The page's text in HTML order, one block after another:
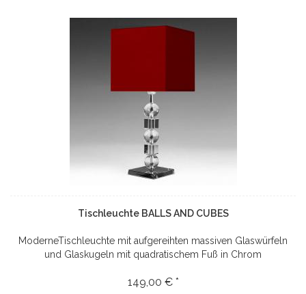
Tischleuchte BALLS AND CUBES
ModerneTischleuchte mit aufgereihten massiven Glaswürfeln
und Glaskugeln mit quadratischem Fuß in Chrom
149,00 € *